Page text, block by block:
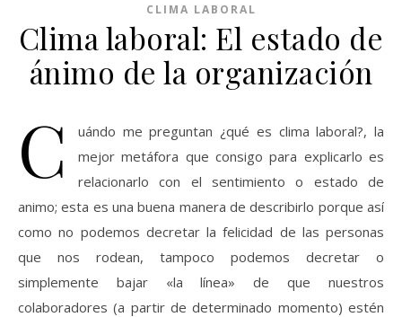
CLIMA LABORAL
Clima laboral: El estado de
ánimo de la organización
C
uándo me preguntan ¿qué es clima laboral?, la
mejor metáfora que consigo para explicarlo es
relacionarlo con el sentimiento o estado de
animo; esta es una buena manera de describirlo porque así
como no podemos decretar la felicidad de las personas
que nos rodean, tampoco podemos decretar o
simplemente bajar «la línea» de que nuestros
colaboradores (a partir de determinado momento) estén